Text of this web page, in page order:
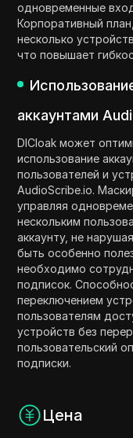
одновременные
Корпоративный
несколько
что повышает
аккаунтами
DICloak может
использование
пользователей и
AudioScribe.io.
управляя
нескольким
аккаунту, не
быть особенно
необходимо
подписок.
переключением
пользователям
устройств без
пользовательский
подписки.
Цена